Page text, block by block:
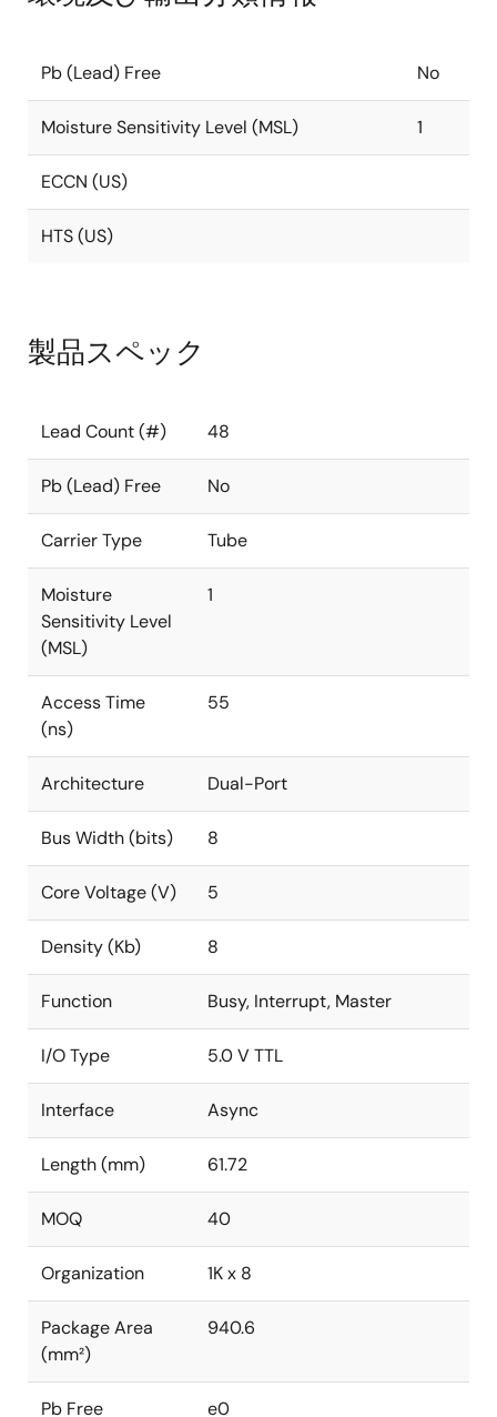
Pb (Lead) Free No
Moisture Sensitivity Level (MSL) 1
ECCN (US)
HTS (US)
製品スペック
Lead Count (#) 48
Pb (Lead) Free No
Carrier Type Tube
Moisture
Sensitivity Level
(MSL)
1
Access Time
(ns)
55
Architecture Dual-Port
Bus Width (bits) 8
Core Voltage (V) 5
Density (Kb) 8
Function Busy, Interrupt, Master
I/O Type 5.0 V TTL
Interface Async
Length (mm) 61.72
MOQ 40
Organization 1K x 8
Package Area
(mm²)
940.6
Pb Free e0